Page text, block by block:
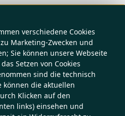
verschiedene Cookies
Marketing-Zwecken und
Sie können unsere Webseite
Setzen von Cookies
sind die technisch
können die aktuellen
Klicken auf den
links) einsehen und